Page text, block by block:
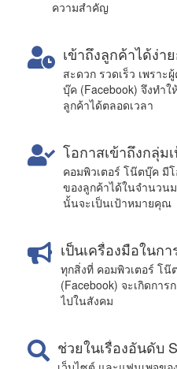
ความสำคัญ
เข้าถึงลูกค้าได้ง่า
สะดวก รวดเร็ว เพรา
บุ๊ค (Facebook) จึงทำ
ลูกค้าได้ตลอดเวลา
โอกาสเข้าถึงกลุ่ม
คอมพิวเตอร์ โน๊ตบุ๊ค มี
ของลูกค้าได้ในจำนวน
นั้นจะเป็นเป้าหมายคุณ
เป็นเครื่องมือในก
ทุกสิ่งที่ คอมพิวเตอร์ โ
(Facebook) จะเกิดกา
ไปในสังคม
ช่วยในเรื่องอันดับ